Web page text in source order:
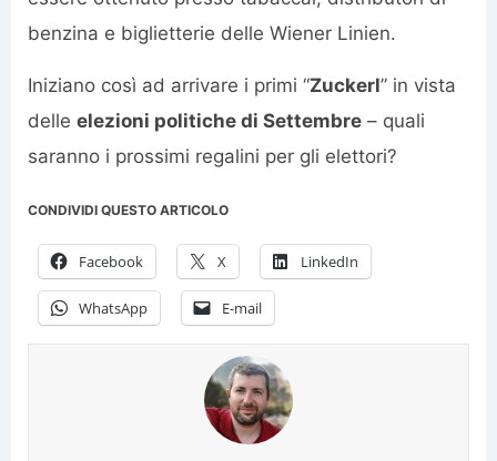
benzina e biglietterie delle Wiener Linien.
Iniziano così ad arrivare i primi “Zuckerl” in vista
delle elezioni politiche di Settembre – quali
saranno i prossimi regalini per gli elettori?
CONDIVIDI QUESTO ARTICOLO
Facebook X LinkedIn
WhatsApp E-mail